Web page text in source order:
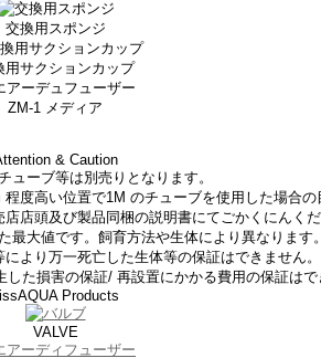
交換用スポンジ
用サクションカップ
ZM-1 メディア
& Caution
ューブ等は別売りとなります。
度高い位置で1M のチューブを使用した場合の
店頭及び製品同梱の説明書にてごかくにんくだ
最大値です。飼育方法や生体により異なります。
より万一死亡した生体等の保証はできません。
た損害の保証/ 再設置にかかる費用の保証はで
Products
VALVE